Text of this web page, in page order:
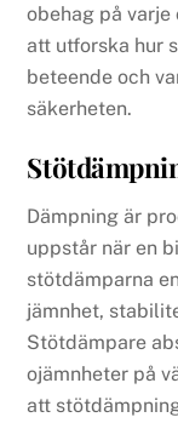
obehag på
att utforska hur
beteende och
säkerheten.
Dämpning är
uppstår när en
stötdämparna
jämnhet,
Stötdämpare
ojämnheter på
att